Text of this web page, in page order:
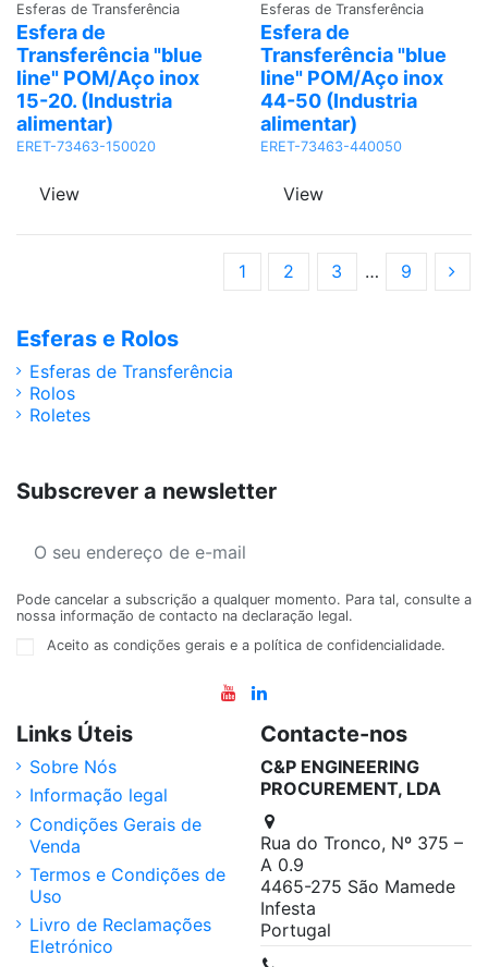
Esferas de Transferência
Esfera de
Transferência "blue
line" POM/Aço inox
15-20. (Industria
alimentar)
ERET-73463-150020
View
Esferas de Transferência
Esfera de
Transferência "blue
line" POM/Aço inox
44-50 (Industria
alimentar)
ERET-73463-440050
View
1 2 3 … 9
Esferas e Rolos
Esferas de Transferência
Rolos
Roletes
Subscrever a newsletter
Pode cancelar a subscrição a qualquer momento. Para tal, consulte a
nossa informação de contacto na declaração legal.
Aceito as condições gerais e a política de confidencialidade.
Links Úteis
Sobre Nós
Informação legal
Condições Gerais de
Venda
Termos e Condições de
Uso
Livro de Reclamações
Eletrónico
Contacte-nos
C&P ENGINEERING
PROCUREMENT, LDA
Rua do Tronco, Nº 375 –
A 0.9
4465-275 São Mamede
Infesta
Portugal